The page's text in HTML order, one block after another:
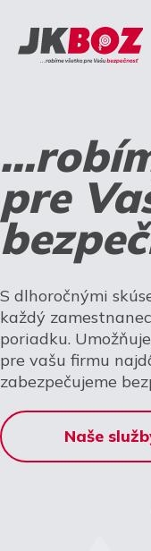
pre
S dlhoročnými
každý
poriadku.
pre vašu firmu
zabezpečujeme
Naše